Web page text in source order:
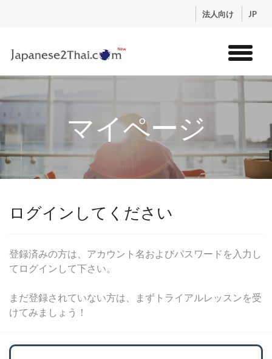
法人向け JP
講師紹介
ログイン
マイページ
ログインしてください
登録済みの方は、アカウント名およびパスワードを入力し
てログインして下さい。
まだ登録されていない方は、まずトライアルレッスンを受
けてみましょう！